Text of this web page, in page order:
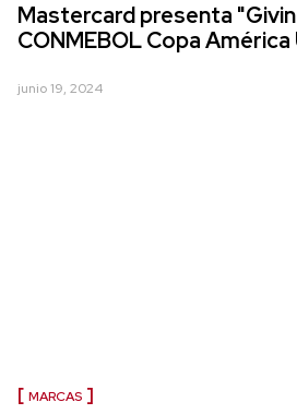
Mastercard presenta
CONMEBOL Copa
junio 19, 2024
MARCAS